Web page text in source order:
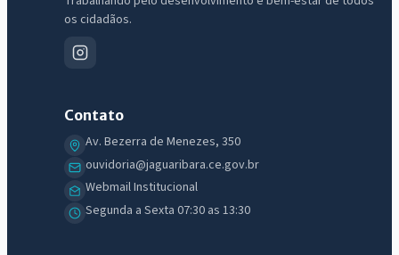
os cidadãos.
Contato
Av. Bezerra de Menezes, 350
ouvidoria@jaguaribara.ce.gov.br
Webmail Institucional
Segunda a Sexta 07:30 as 13:30